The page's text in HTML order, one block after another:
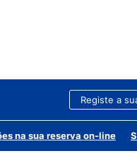
Registe a
na sua reserva on-line